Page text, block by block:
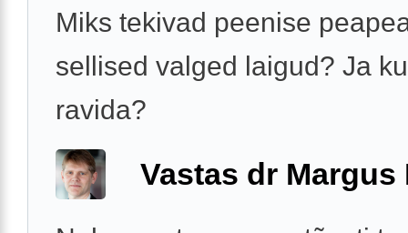
Miks tekivad peenise
sellised valged laigud? Ja
ravida?
Vastas dr Margus